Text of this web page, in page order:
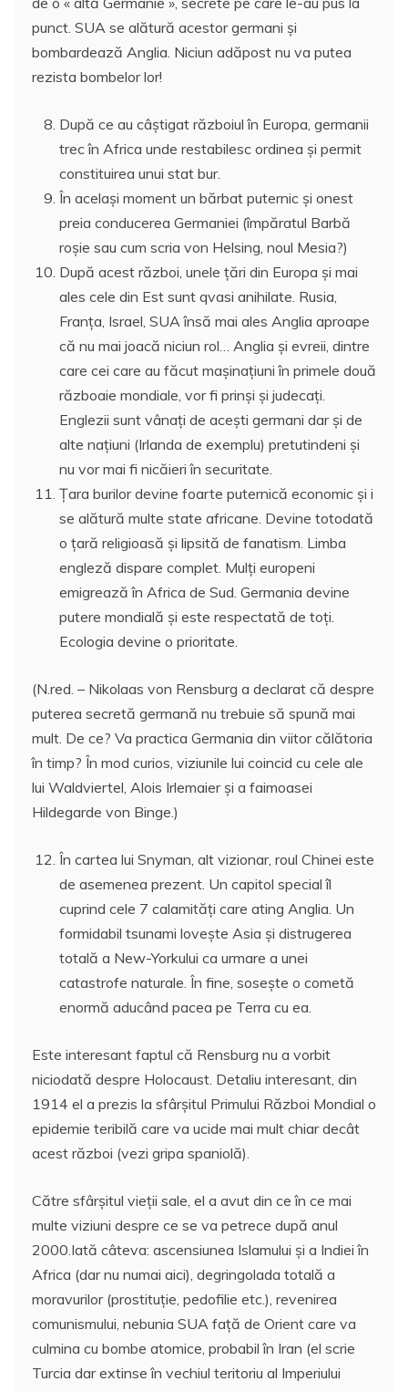
punct. SUA se alătură acestor germani şi
bombardează Anglia. Niciun adăpost nu va putea
rezista bombelor lor!
După ce au câştigat războiul în Europa, germanii
trec în Africa unde restabilesc ordinea şi permit
constituirea unui stat bur.
În acelaşi moment un bărbat puternic şi onest
preia conducerea Germaniei (împăratul Barbă
roşie sau cum scria von Helsing, noul Mesia?)
După acest război, unele ţări din Europa şi mai
ales cele din Est sunt qvasi anihilate. Rusia,
Franţa, Israel, SUA însă mai ales Anglia aproape
că nu mai joacă niciun rol… Anglia şi evreii, dintre
care cei care au făcut maşinaţiuni în primele două
războaie mondiale, vor fi prinşi şi judecaţi.
Englezii sunt vânaţi de aceşti germani dar şi de
alte naţiuni (Irlanda de exemplu) pretutindeni şi
nu vor mai fi nicăieri în securitate.
Ţara burilor devine foarte puternică economic şi i
se alătură multe state africane. Devine totodată
o ţară religioasă şi lipsită de fanatism. Limba
engleză dispare complet. Mulţi europeni
emigrează în Africa de Sud. Germania devine
putere mondială şi este respectată de toţi.
Ecologia devine o prioritate.
(N.red. – Nikolaas von Rensburg a declarat că despre
puterea secretă germană nu trebuie să spună mai
mult. De ce? Va practica Germania din viitor călătoria
în timp? În mod curios, viziunile lui coincid cu cele ale
lui Waldviertel, Alois Irlemaier şi a faimoasei
Hildegarde von Binge.)
În cartea lui Snyman, alt vizionar, roul Chinei este
de asemenea prezent. Un capitol special îl
cuprind cele 7 calamităţi care ating Anglia. Un
formidabil tsunami loveşte Asia şi distrugerea
totală a New-Yorkului ca urmare a unei
catastrofe naturale. În fine, soseşte o cometă
enormă aducând pacea pe Terra cu ea.
Este interesant faptul că Rensburg nu a vorbit
niciodată despre Holocaust. Detaliu interesant, din
1914 el a prezis la sfârşitul Primului Război Mondial o
epidemie teribilă care va ucide mai mult chiar decât
acest război (vezi gripa spaniolă).
Către sfârşitul vieţii sale, el a avut din ce în ce mai
multe viziuni despre ce se va petrece după anul
2000.Iată câteva: ascensiunea Islamului şi a Indiei în
Africa (dar nu numai aici), degringolada totală a
moravurilor (prostituţie, pedofilie etc.), revenirea
comunismului, nebunia SUA faţă de Orient care va
culmina cu bombe atomice, probabil în Iran (el scrie
Turcia dar extinse în vechiul teritoriu al Imperiului